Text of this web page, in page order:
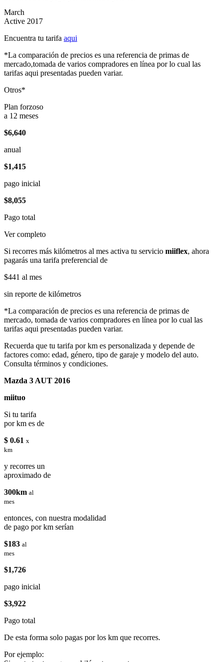
March
Active 2017
Encuentra tu tarifa aqui
*La comparación de precios es una referencia de primas de
mercado,tomada de varios compradores en línea por lo cual las
tarifas aqui presentadas pueden variar.
Otros*
Plan forzoso
a 12 meses
$6,640
anual
$1,415
pago inicial
$8,055
Pago total
Ver completo
Si recorres más kilómetros al mes activa tu servicio miiflex, ahora
pagarás una tarifa preferencial de
$441 al mes
sin reporte de kilómetros
*La comparación de precios es una referencia de primas de
mercado, tomada de varios compradores en línea por lo cual las
tarifas aqui presentadas pueden variar.
Recuerda que tu tarifa por km es personalizada y depende de
factores como: edad, género, tipo de garaje y modelo del auto.
Consulta términos y condiciones.
Mazda 3 AUT 2016
miituo
Si tu tarifa
por km es de
$ 0.61 x
km
y recorres un
aproximado de
300km al
mes
entonces, con nuestra modalidad
de pago por km serían
$183 al
mes
$1,726
pago inicial
$3,922
Pago total
De esta forma solo pagas por los km que recorres.
Por ejemplo: